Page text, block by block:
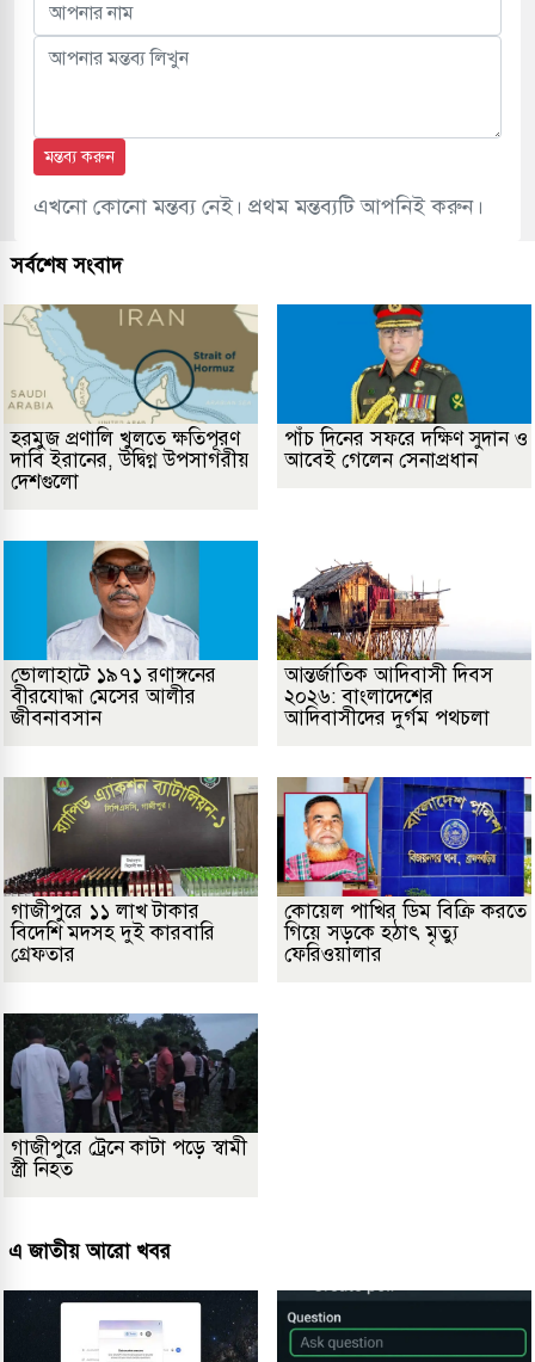
মন্তব্য করুন
এখনো কোনো মন্তব্য নেই। প্রথম মন্তব্যটি আপনিই করুন।
সর্বশেষ সংবাদ
হরমুজ প্রণালি খুলতে ক্ষতিপূরণ
দাবি ইরানের, উদ্বিগ্ন উপসাগরীয়
দেশগুলো
পাঁচ দিনের সফরে দক্ষিণ সুদান ও
আবেই গেলেন সেনাপ্রধান
ভোলাহাটে ১৯৭১ রণাঙ্গনের
বীরযোদ্ধা মেসের আলীর
জীবনাবসান
আন্তর্জাতিক আদিবাসী দিবস
২০২৬: বাংলাদেশের
আদিবাসীদের দুর্গম পথচলা
গাজীপুরে ১১ লাখ টাকার
বিদেশি মদসহ দুই কারবারি
গ্রেফতার
কোয়েল পাখির ডিম বিক্রি করতে
গিয়ে সড়কে হঠাৎ মৃত্যু
ফেরিওয়ালার
গাজীপুরে ট্রেনে কাটা পড়ে স্বামী
স্ত্রী নিহত
এ জাতীয় আরো খবর